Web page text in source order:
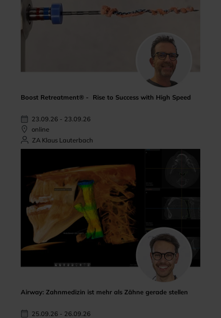
Boost Retreatment® - Rise to Success with High Speed
23.09.26 - 23.09.26
online
ZA Klaus Lauterbach
Airway: Zahnmedizin ist mehr als Zähne gerade stellen
25.09.26 - 26.09.26